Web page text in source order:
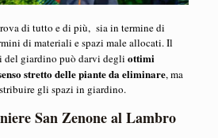
di tutto e di più, sia in termine di
di materiali e spazi male allocati. Il
giardino può darvi degli ottimi
stretto delle piante da eliminare, ma
gli spazi in giardino.
San Zenone al Lambro